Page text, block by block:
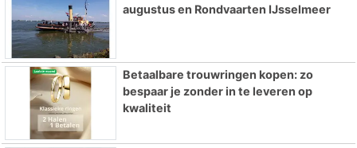
augustus en Rondvaarten IJsselmeer
Betaalbare trouwringen kopen: zo
bespaar je zonder in te leveren op
kwaliteit